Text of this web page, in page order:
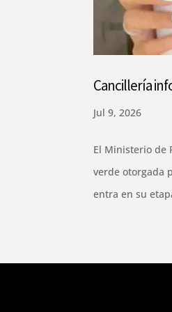
Cancillería
Jul 9, 2026
El Ministerio de
verde otorgada
entra en su